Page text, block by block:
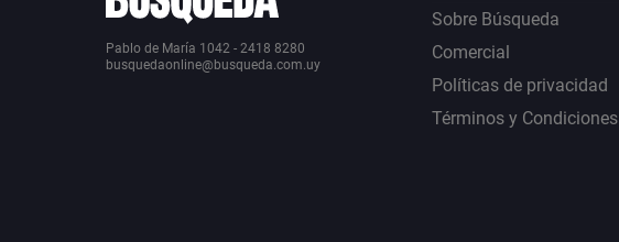
Pablo de María 1042 - 2418 8280
busquedaonline@busqueda.com.uy
Sobre Búsqueda
Comercial
Políticas de privacidad
Términos y Condiciones